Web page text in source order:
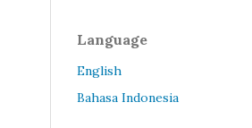
Language
English
Bahasa Indonesia